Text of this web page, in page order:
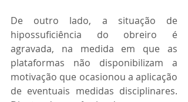
De outro lado, a situação de
hipossuficiência do obreiro é
agravada, na medida em que as
plataformas não disponibilizam a
motivação que ocasionou a aplicação
de eventuais medidas disciplinares.